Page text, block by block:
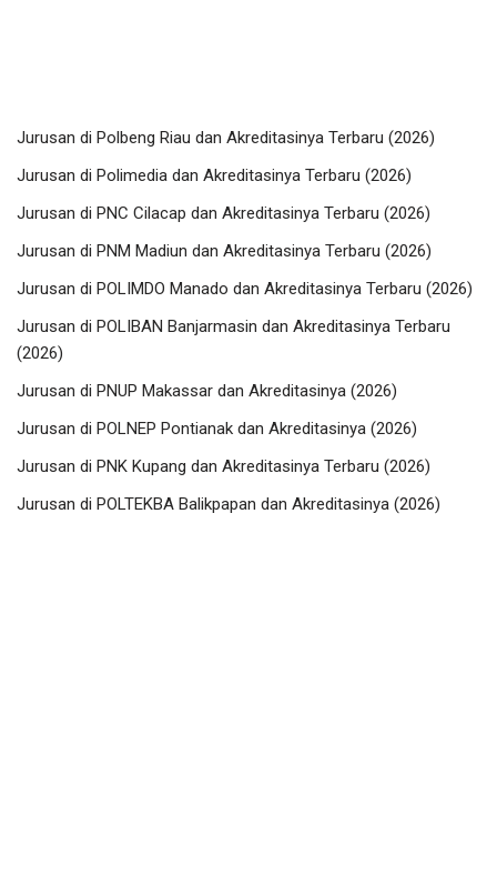
Jurusan di Polbeng Riau dan Akreditasinya Terbaru (2026)
Jurusan di Polimedia dan Akreditasinya Terbaru (2026)
Jurusan di PNC Cilacap dan Akreditasinya Terbaru (2026)
Jurusan di PNM Madiun dan Akreditasinya Terbaru (2026)
Jurusan di POLIMDO Manado dan Akreditasinya Terbaru (2026)
Jurusan di POLIBAN Banjarmasin dan Akreditasinya Terbaru
(2026)
Jurusan di PNUP Makassar dan Akreditasinya (2026)
Jurusan di POLNEP Pontianak dan Akreditasinya (2026)
Jurusan di PNK Kupang dan Akreditasinya Terbaru (2026)
Jurusan di POLTEKBA Balikpapan dan Akreditasinya (2026)